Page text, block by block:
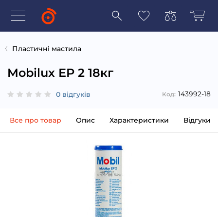
Пластичні мастила
Mobilux EP 2 18кг
0 відгуків Код: 143992-18
Все про товар Опис Характеристики Відгуки